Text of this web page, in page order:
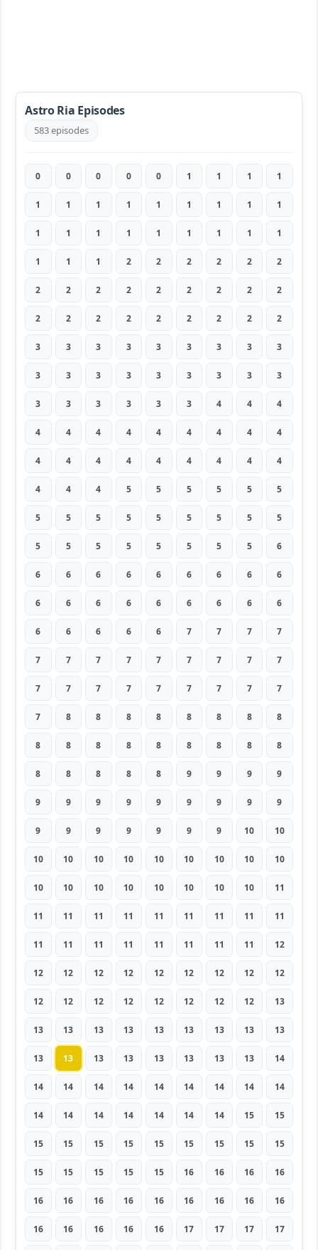
Astro Ria Episodes
583 episodes
0 0 0 0 0 1 1 1 1
1 1 1 1 1 1 1 1 1
1 1 1 1 1 1 1 1 1
1 1 1 2 2 2 2 2 2
2 2 2 2 2 2 2 2 2
2 2 2 2 2 2 2 2 2
3 3 3 3 3 3 3 3 3
3 3 3 3 3 3 3 3 3
3 3 3 3 3 3 4 4 4
4 4 4 4 4 4 4 4 4
4 4 4 4 4 4 4 4 4
4 4 4 5 5 5 5 5 5
5 5 5 5 5 5 5 5 5
5 5 5 5 5 5 5 5 6
6 6 6 6 6 6 6 6 6
6 6 6 6 6 6 6 6 6
6 6 6 6 6 7 7 7 7
7 7 7 7 7 7 7 7 7
7 7 7 7 7 7 7 7 7
7 8 8 8 8 8 8 8 8
8 8 8 8 8 8 8 8 8
8 8 8 8 8 9 9 9 9
9 9 9 9 9 9 9 9 9
9 9 9 9 9 9 9 10 10
10 10 10 10 10 10 10 10 10
10 10 10 10 10 10 10 10 11
11 11 11 11 11 11 11 11 11
11 11 11 11 11 11 11 11 12
12 12 12 12 12 12 12 12 12
12 12 12 12 12 12 12 12 13
13 13 13 13 13 13 13 13 13
13 13 13 13 13 13 13 13 14
14 14 14 14 14 14 14 14 14
14 14 14 14 14 14 14 15 15
15 15 15 15 15 15 15 15 15
15 15 15 15 15 16 16 16 16
16 16 16 16 16 16 16 16 16
16 16 16 16 16 17 17 17 17